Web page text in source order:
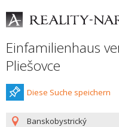
Einfamilienhaus
Pliešovce
Diese Suche speichern
Banskobystrický